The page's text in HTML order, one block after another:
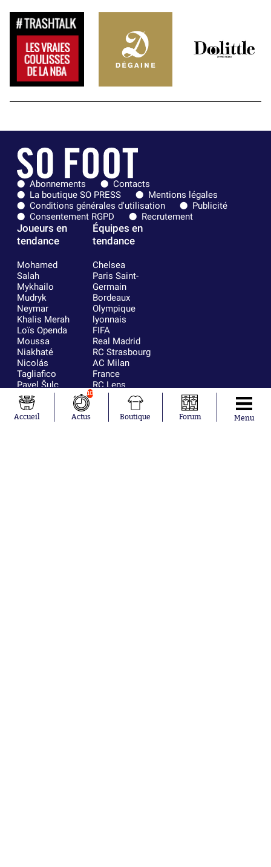
Abonnements
Contacts
La boutique SO PRESS
Mentions légales
Conditions générales d'utilisation
Publicité
Consentement RGPD
Recrutement
Joueurs en
tendance
Mohamed
Salah
Mykhailo
Mudryk
Neymar
Khalis Merah
Loïs Openda
Moussa
Niakhaté
Nicolás
Tagliafico
Pavel Šulc
Josh Maja
Gauthier Hein
Équipes en
tendance
Chelsea
Paris Saint-
Germain
Bordeaux
Olympique
lyonnais
FIFA
Real Madrid
RC Strasbourg
AC Milan
France
RC Lens
Accueil
10
Actus Boutique Forum Menu